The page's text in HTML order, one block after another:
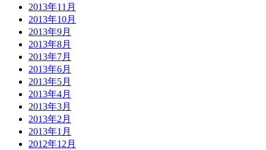
2013年11月
2013年10月
2013年9月
2013年8月
2013年7月
2013年6月
2013年5月
2013年4月
2013年3月
2013年2月
2013年1月
2012年12月